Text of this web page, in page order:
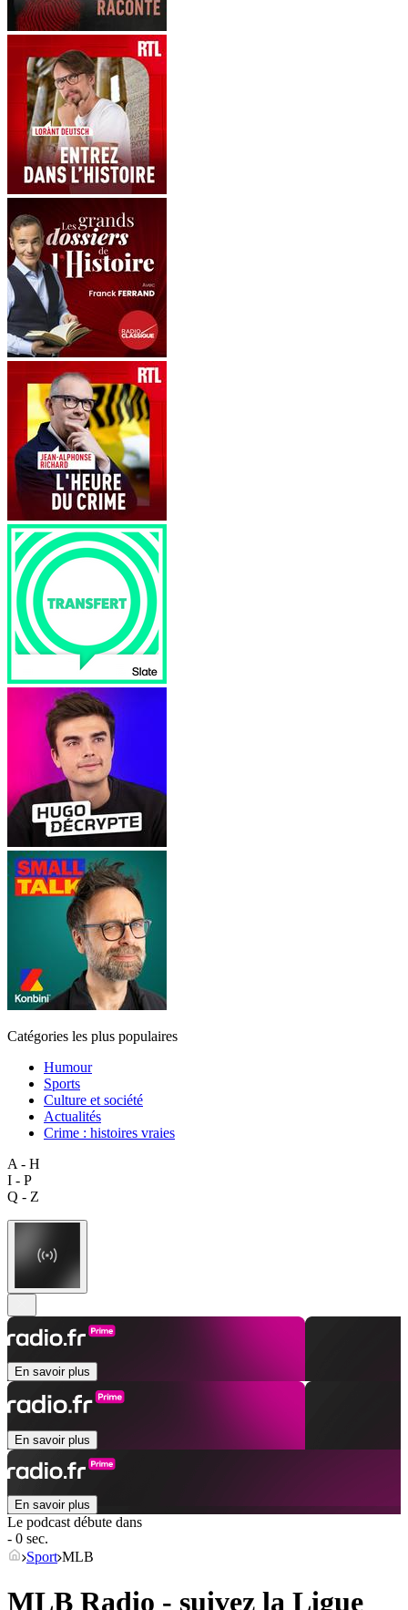
Catégories les plus populaires
Humour
Sports
Culture et société
Actualités
Crime : histoires vraies
A - H
I - P
Q - Z
En savoir plus
En savoir plus
En savoir plus
Le podcast débute dans
- 0 sec.
Sport MLB
MLB Radio - suivez la Ligue